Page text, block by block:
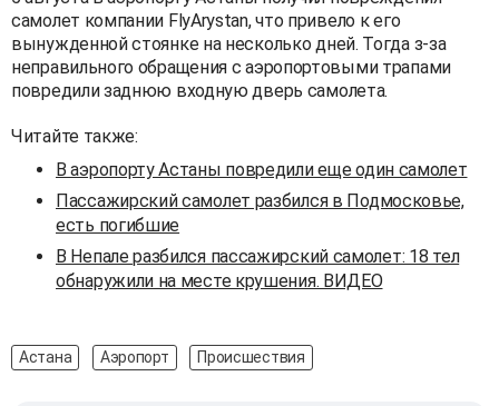
самолет компании FlyArystan, что привело к его
вынужденной стоянке на несколько дней. Тогда з-за
неправильного обращения с аэропортовыми трапами
повредили заднюю входную дверь самолета.
Читайте также:
В аэропорту Астаны повредили еще один самолет
Пассажирский самолет разбился в Подмосковье,
есть погибшие
В Непале разбился пассажирский самолет: 18 тел
обнаружили на месте крушения. ВИДЕО
Астана Аэропорт Происшествия